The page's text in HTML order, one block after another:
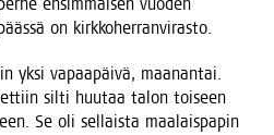
ensim­mäi­sen vuo­den
on kirkkoherranvirasto.
yksi vapaa­päi­vä, maa­nan­tai.
sil­ti huu­taa talon toi­seen
Se oli sel­lais­ta maa­lais­pa­pin